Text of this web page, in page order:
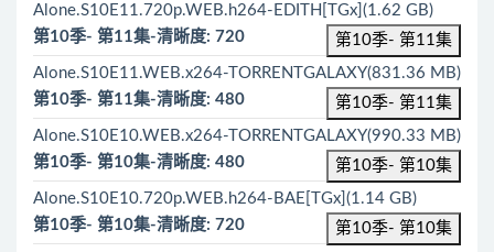
Alone.S10E11.720p.WEB.h264-EDITH[TGx](1.62 GB)
第10季- 第11集
第10季- 第11集-清晰度: 720
Alone.S10E11.WEB.x264-TORRENTGALAXY(831.36 MB)
第10季- 第11集
第10季- 第11集-清晰度: 480
Alone.S10E10.WEB.x264-TORRENTGALAXY(990.33 MB)
第10季- 第10集
第10季- 第10集-清晰度: 480
Alone.S10E10.720p.WEB.h264-BAE[TGx](1.14 GB)
第10季- 第10集
第10季- 第10集-清晰度: 720